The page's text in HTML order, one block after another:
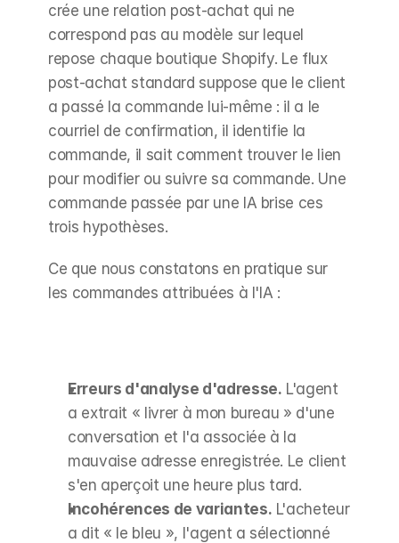
crée une relation post-achat qui ne
correspond pas au modèle sur lequel
repose chaque boutique Shopify. Le flux
post-achat standard suppose que le client
a passé la commande lui-même : il a le
courriel de confirmation, il identifie la
commande, il sait comment trouver le lien
pour modifier ou suivre sa commande. Une
commande passée par une IA brise ces
trois hypothèses.
Ce que nous constatons en pratique sur
les commandes attribuées à l'IA :
Erreurs d'analyse d'adresse. L'agent
a extrait « livrer à mon bureau » d'une
conversation et l'a associée à la
mauvaise adresse enregistrée. Le client
s'en aperçoit une heure plus tard.
Incohérences de variantes. L'acheteur
a dit « le bleu », l'agent a sélectionné